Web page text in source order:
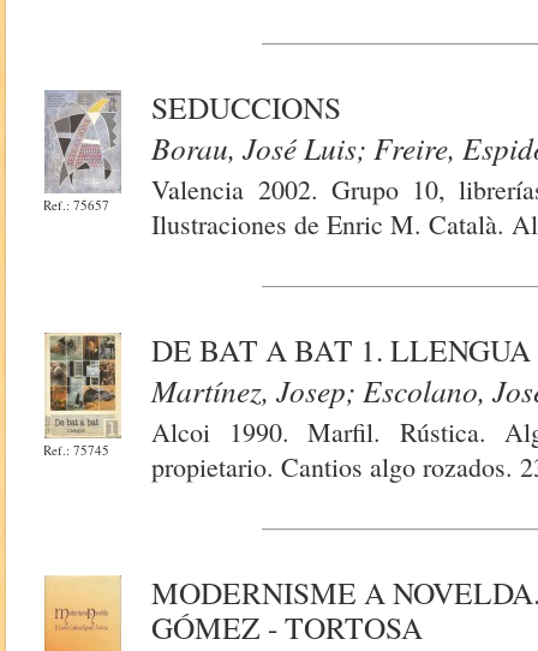
Ref.: 75657
SEDUCCIONS
Borau, José Luis; Freire,
Valencia 2002. Grupo 10,
Ilustraciones de Enric M. Català.
Ref.: 75745
DE BAT A BAT 1. LLENGUA
Martínez, Josep; Escolano,
Alcoi 1990. Marfil. Rústica.
propietario. Cantios algo rozados.
MODERNISME A
GÓMEZ - TORTOSA